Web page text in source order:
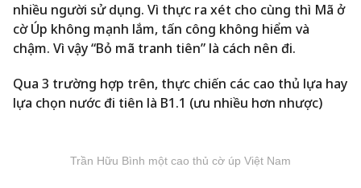
nhiều người sử dụng. Vì thực ra xét cho cùng thì Mã ở
cờ Úp không mạnh lắm, tấn công không hiểm và
chậm. Vì vậy “Bỏ mã tranh tiên” là cách nên đi.
Qua 3 trường hợp trên, thực chiến các cao thủ lựa hay
lựa chọn nước đi tiên là B1.1 (ưu nhiều hơn nhược)
Trần Hữu Bình một cao thủ cờ úp Việt Nam